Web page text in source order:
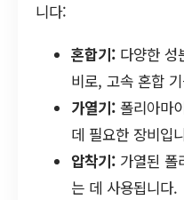
니다:
혼합기: 다양한 성
비로, 고속 혼합
가열기: 폴리아마
데 필요한 장비입
압착기: 가열된 폴
는 데 사용됩니다.